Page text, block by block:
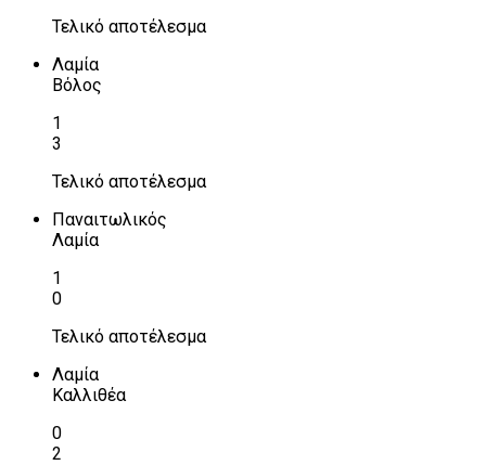
Τελικό αποτέλεσμα
Λαμία
Βόλος
1
3
Τελικό αποτέλεσμα
Παναιτωλικός
Λαμία
1
0
Τελικό αποτέλεσμα
Λαμία
Καλλιθέα
0
2